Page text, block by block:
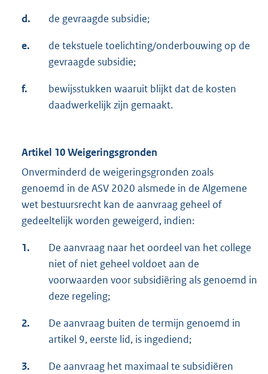
d. de gevraagde subsidie;
e.
de tekstuele toelichting/onderbouwing op de
gevraagde subsidie;
f.
bewijsstukken waaruit blijkt dat de kosten
daadwerkelijk zijn gemaakt.
Artikel 10 Weigeringsgronden
Onverminderd de weigeringsgronden zoals
genoemd in de ASV 2020 alsmede in de Algemene
wet bestuursrecht kan de aanvraag geheel of
gedeeltelijk worden geweigerd, indien:
1.
De aanvraag naar het oordeel van het college
niet of niet geheel voldoet aan de
voorwaarden voor subsidiëring als genoemd in
deze regeling;
2.
De aanvraag buiten de termijn genoemd in
artikel 9, eerste lid, is ingediend;
3.
De aanvraag het maximaal te subsidiëren